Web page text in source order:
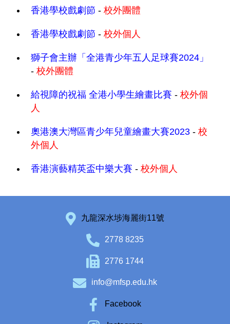
香港學校戲劇節 - 校外團體
香港學校戲劇節 - 校外個人
獅子會主辦「全港青少年五人足球賽2024」
- 校外團體
給視障的祝福 全港小學生繪畫比賽 - 校外個
人
奧港澳大灣區青少年兒童繪畫大賽2023 - 校
外個人
香港演藝精英盃中樂大賽 - 校外個人
九龍深水埗海麗街11號
2778 8235
2776 1744
info@mfsp.edu.hk
Facebook